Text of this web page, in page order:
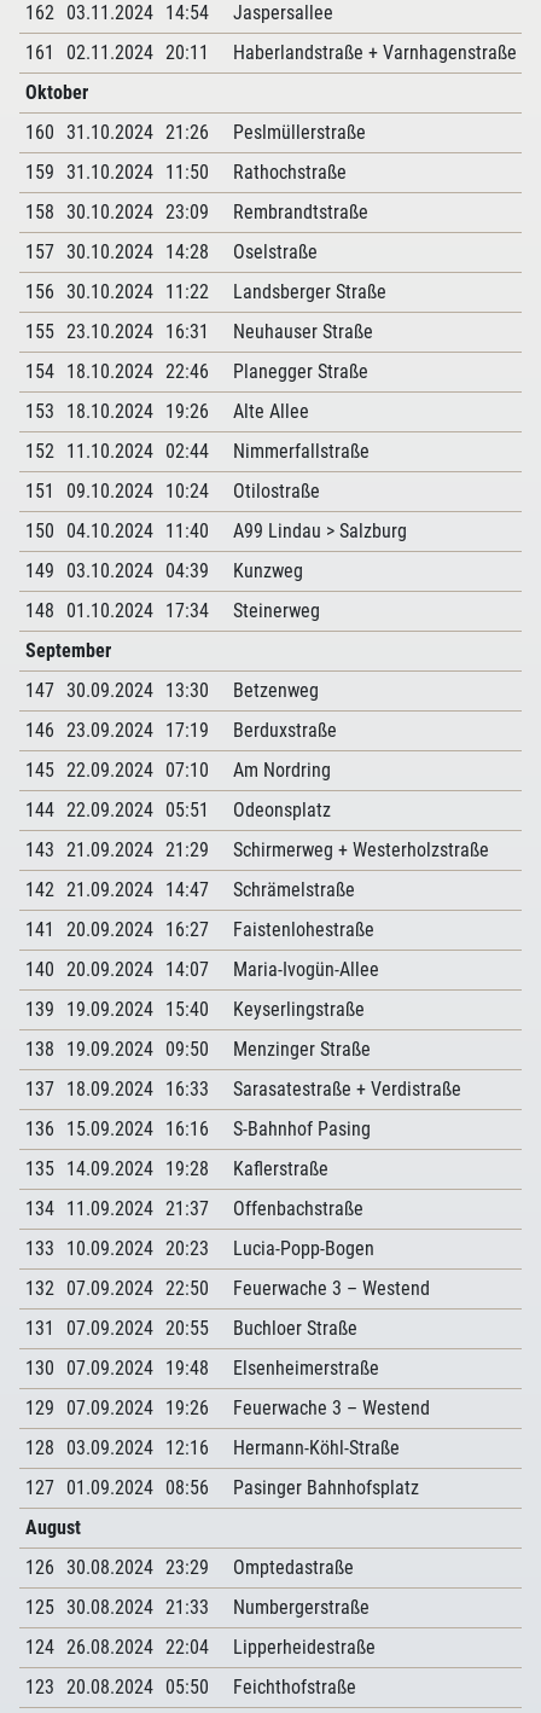
162 03.11.2024 14:54
Jaspersallee
161
02.11.2024 20:11
Haberlandstraße + Varnhagenstraße
Oktober
160 31.10.2024 21:26
Peslmüllerstraße
159 31.10.2024 11:50
Rathochstraße
158 30.10.2024 23:09
Rembrandtstraße
157 30.10.2024 14:28
Oselstraße
156 30.10.2024 11:22
Landsberger Straße
155 23.10.2024 16:31
Neuhauser Straße
154 18.10.2024 22:46
Planegger Straße
153
18.10.2024 19:26
Alte Allee
152 11.10.2024 02:44
Nimmerfallstraße
151
09.10.2024 10:24
Otilostraße
150
04.10.2024 11:40
A99 Lindau > Salzburg
149
03.10.2024 04:39
Kunzweg
148
01.10.2024 17:34
Steinerweg
September
147 30.09.2024 13:30
Betzenweg
146 23.09.2024 17:19
Berduxstraße
145 22.09.2024 07:10
Am Nordring
144 22.09.2024 05:51
Odeonsplatz
143 21.09.2024 21:29
Schirmerweg + Westerholzstraße
142 21.09.2024 14:47
Schrämelstraße
141
20.09.2024 16:27
Faistenlohestraße
140 20.09.2024 14:07
Maria-Ivogün-Allee
139
19.09.2024 15:40
Keyserlingstraße
138
19.09.2024 09:50
Menzinger Straße
137 18.09.2024 16:33
Sarasatestraße + Verdistraße
136
15.09.2024 16:16
S-Bahnhof Pasing
135 14.09.2024 19:28
Kaflerstraße
134 11.09.2024 21:37
Offenbachstraße
133
10.09.2024 20:23
Lucia-Popp-Bogen
132 07.09.2024 22:50
Feuerwache 3 – Westend
131
07.09.2024 20:55
Buchloer Straße
130
07.09.2024 19:48
Elsenheimerstraße
129
07.09.2024 19:26
Feuerwache 3 – Westend
128
03.09.2024 12:16
Hermann-Köhl-Straße
127 01.09.2024 08:56
Pasinger Bahnhofsplatz
August
126 30.08.2024 23:29
Omptedastraße
125 30.08.2024 21:33
Numbergerstraße
124 26.08.2024 22:04
Lipperheidestraße
123 20.08.2024 05:50 Feichthofstraße